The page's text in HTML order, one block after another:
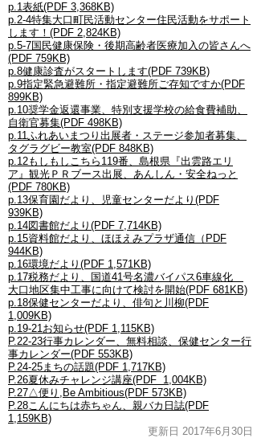
p.1表紙(PDF 3,368KB)
p.2-4特集大口町民活動センター住民活動をサポート
します！(PDF 2,824KB)
p.5-7国民健康保険・後期高齢者医療加入の皆さんへ
(PDF 759KB)
p.8健康診査がスタートします(PDF 739KB)
p.9指定緊急避難所・指定避難所ご存知ですか(PDF
899KB)
p.10奨学金返還事業、特別支援学校の給食費補助、
自衛官募集(PDF 498KB)
p.11ふれあいまつり出展者・ステージ参加者募集、
タグラグビー教室(PDF 848KB)
p.12もしもしこちら119番、島根県『出雲路エリ
ア』観光ＰＲブース出展、あんしん・安全ねっと
(PDF 780KB)
p.13保育園だより、児童センターだより(PDF
939KB)
p.14図書館だより(PDF 7,714KB)
p.15資料館だより、ほほえみプラザ通信（PDF
944KB)
p.16環境だより(PDF 1,571KB)
p.17税務だより、国道41号名濃バイパス6車線化
大口地区集中工事に向けて検討を開始(PDF 681KB)
p.18保健センターだより、俳句と川柳(PDF
1,009KB)
p.19-21お知らせ(PDF 1,115KB)
P.22-23行事カレンダー、無料相談、保健センター行
事カレンダー(PDF 553KB)
P.24-25まちの話題(PDF 1,717KB)
P.26夏休みチャレンジ講座(PDF 1,004KB)
P.27△便り,Be Ambitious(PDF 573KB)
P.28こんにちは赤ちゃん、親バカ日誌(PDF
1,159KB)
更新日 2017年6月30日